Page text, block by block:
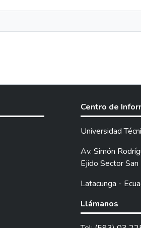
Centro de
Universidad
Av. Simón
Ejido Sector San
Latacunga -
Llámanos